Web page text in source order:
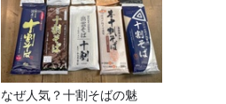
なぜ人気？十割そばの魅